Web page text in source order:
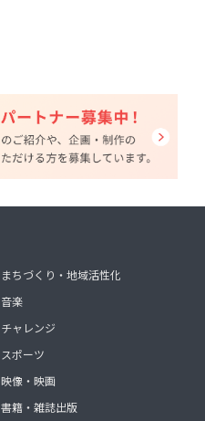
まちづくり・地域活性化
音楽
チャレンジ
スポーツ
映像・映画
書籍・雑誌出版